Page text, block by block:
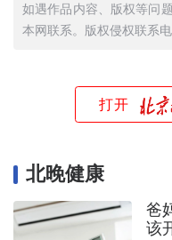
如遇作品内容、版权等问
本网联系。版权侵权联系
打开
北晚健康
爸
该